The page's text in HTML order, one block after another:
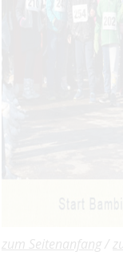
zum Seitenanfang /